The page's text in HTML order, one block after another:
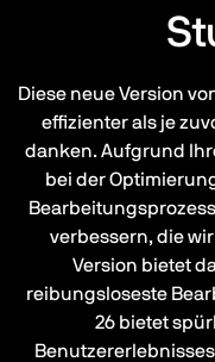
Diese neue Version
effizienter als je
danken. Aufgrund
bei der
verbessern, die
Version bietet
reibungsloseste
26 bietet